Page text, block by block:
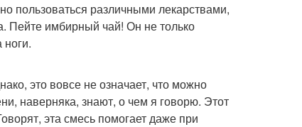
пользоваться различными лекарствами,
Пейте имбирный чай! Он не только
ноги.
это вовсе не означает, что можно
наверняка, знают, о чем я говорю. Этот
эта смесь помогает даже при